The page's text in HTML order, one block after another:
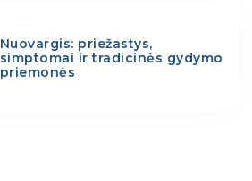
Nuovargis: priežastys,
simptomai ir tradicinės gydymo
priemonės